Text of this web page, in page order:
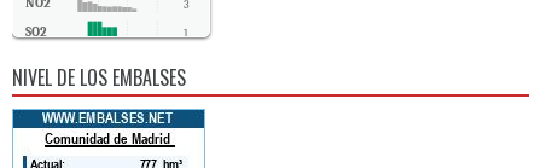
NO2 3
SO2 1
NIVEL DE LOS EMBALSES